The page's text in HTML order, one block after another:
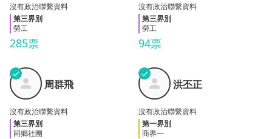
285票
沒有政治聯繫資料
第三界別
勞工
94票
沒有政治聯繫資料
第三界別
勞工
周群
飛
✓
周群飛
沒有政治聯繫資料
第三界別
同鄉社團
洪丕
正
✓
洪丕正
沒有政治聯繫資料
第一界別
商界一